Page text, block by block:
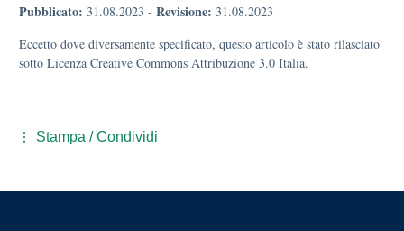
Pubblicato: 31.08.2023 - Revisione: 31.08.2023
Eccetto dove diversamente specificato, questo articolo è stato rilasciato
sotto Licenza Creative Commons Attribuzione 3.0 Italia.
Stampa / Condividi